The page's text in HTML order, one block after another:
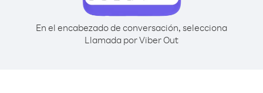
En el encabezado de conversación, selecciona
Llamada por Viber Out